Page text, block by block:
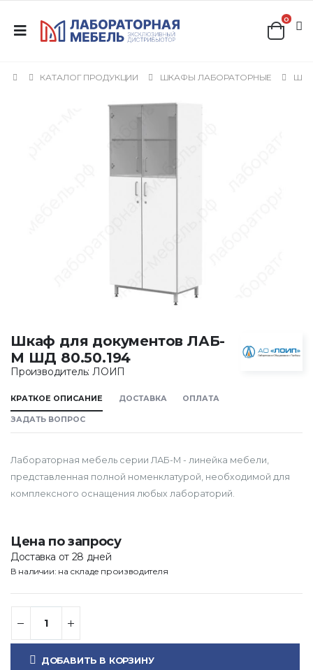
0
КАТАЛОГ ПРОДУКЦИИ ШКАФЫ ЛАБОРАТОРНЫЕ
Шкаф для документов ЛАБ-
М ШД 80.50.194
Производитель: ЛОИП
КРАТКОЕ ОПИСАНИЕ ДОСТАВКА ОПЛАТА
ЗАДАТЬ ВОПРОС
Лабораторная мебель серии ЛАБ-М - линейка мебели,
представленная полной номенклатурой, необходимой для
комплексного оснащения любых лабораторий.
Цена по запросу
Доставка от 28 дней
В наличии: на складе производителя
ДОБАВИТЬ В КОРЗИНУ